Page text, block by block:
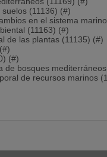
(11136) (#)
en el sistema
(11163) (#)
de las plantas (11135) (#)
(#)
de bosques
de recursos marinos
(11140) (#)
ecotecnológicas